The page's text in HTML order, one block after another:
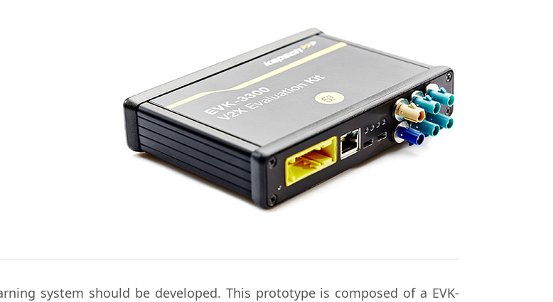
system should be developed. This prototype is composed of a EVK-